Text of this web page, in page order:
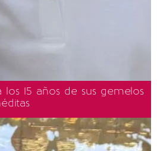
15 años de sus gemelos